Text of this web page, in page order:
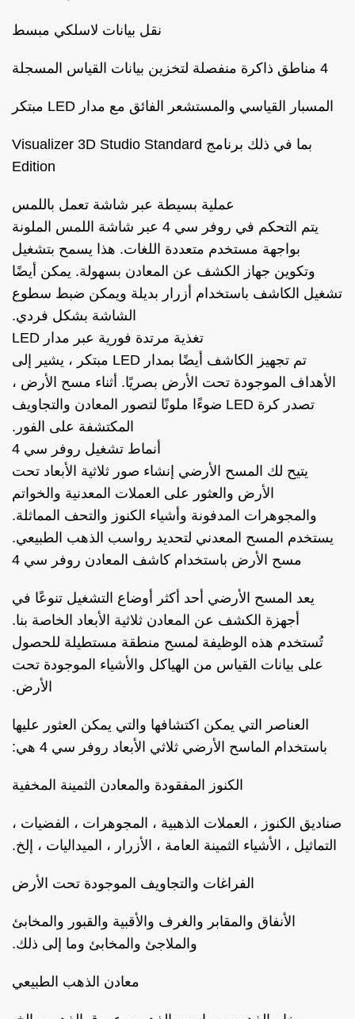
نقل بيانات لاسلكي مبسط
4 مناطق ذاكرة منفصلة لتخزين بيانات القياس المسجلة
المسبار القياسي والمستشعر الفائق مع مدار LED مبتكر
بما في ذلك برنامج Visualizer 3D Studio Standard
Edition
عملية بسيطة عبر شاشة تعمل باللمس
يتم التحكم في روفر سي 4 عبر شاشة اللمس الملونة
بواجهة مستخدم متعددة اللغات. هذا يسمح بتشغيل
وتكوين جهاز الكشف عن المعادن بسهولة. يمكن أيضًا
تشغيل الكاشف باستخدام أزرار بديلة ويمكن ضبط سطوع
الشاشة بشكل فردي.
تغذية مرتدة فورية عبر مدار LED
تم تجهيز الكاشف أيضًا بمدار LED مبتكر ، يشير إلى
الأهداف الموجودة تحت الأرض بصريًا. أثناء مسح الأرض ،
تصدر كرة LED ضوءًا ملونًا لتصور المعادن والتجاويف
المكتشفة على الفور.
أنماط تشغيل روفر سي 4
يتيح لك المسح الأرضي إنشاء صور ثلاثية الأبعاد تحت
الأرض والعثور على العملات المعدنية والخواتم
والمجوهرات المدفونة وأشياء الكنوز والتحف المماثلة.
يستخدم المسح المعدني لتحديد رواسب الذهب الطبيعي.
مسح الأرض باستخدام كاشف المعادن روفر سي 4
يعد المسح الأرضي أحد أكثر أوضاع التشغيل تنوعًا في
أجهزة الكشف عن المعادن ثلاثية الأبعاد الخاصة بنا.
تُستخدم هذه الوظيفة لمسح منطقة مستطيلة للحصول
على بيانات القياس من الهياكل والأشياء الموجودة تحت
الأرض.
العناصر التي يمكن اكتشافها والتي يمكن العثور عليها
باستخدام الماسح الأرضي ثلاثي الأبعاد روفر سي 4 هي:
الكنوز المفقودة والمعادن الثمينة المخفية
صناديق الكنوز ، العملات الذهبية ، المجوهرات ، الفضيات ،
التماثيل ، الأشياء الثمينة العامة ، الأزرار ، الميداليات ، إلخ.
الفراغات والتجاويف الموجودة تحت الأرض
الأنفاق والمقابر والغرف والأقبية والقبور والمخابئ
والملاجئ والمخابئ وما إلى ذلك.
معادن الذهب الطبيعي